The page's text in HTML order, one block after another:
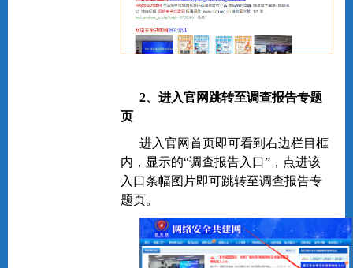
2、进入官网跳转至调查报告专题
页
进入官网首页即可看到右边栏目框
内，显示的“调查报告入口”，点进该
入口条幅图片即可跳转至调查报告专
题页。